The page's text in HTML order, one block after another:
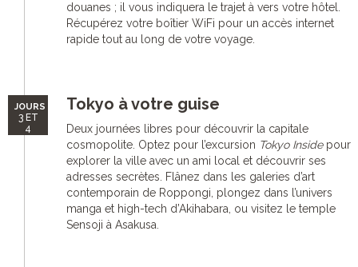
douanes ; il vous indiquera le trajet à vers votre hôtel.
Récupérez votre boîtier WiFi pour un accès internet
rapide tout au long de votre voyage.
JOURS
3 ET
4
Tokyo à votre guise
Deux journées libres pour découvrir la capitale
cosmopolite. Optez pour l’excursion Tokyo Insidepour
explorer la ville avec un ami local et découvrir ses
adresses secrètes. Flânez dans les galeries d’art
contemporain de Roppongi, plongez dans l’univers
manga et high-tech d’Akihabara, ou visitez le temple
Sensoji à Asakusa.